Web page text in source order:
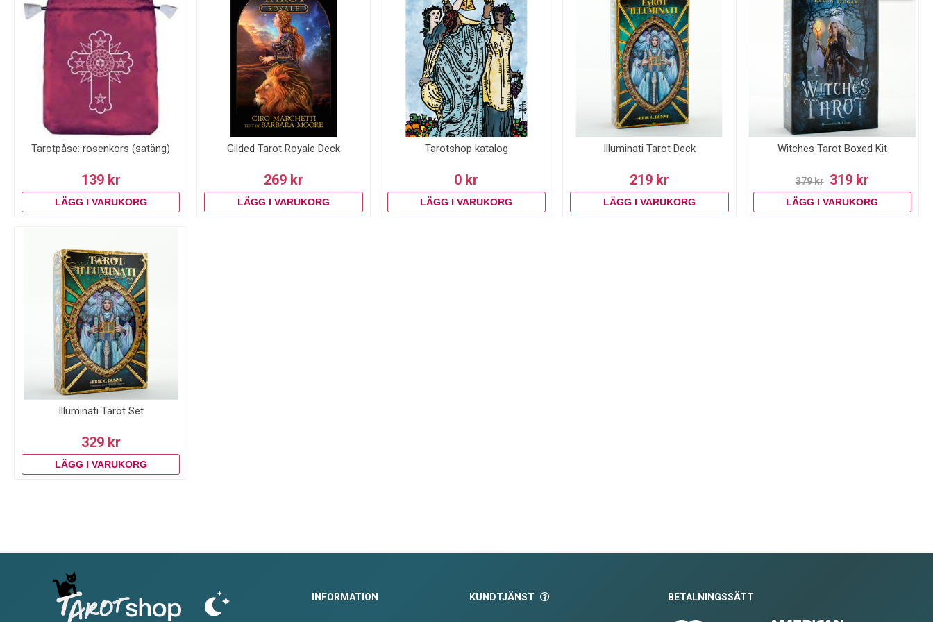
Tarotpåse: rosenkors (satäng)
139 kr
Gilded Tarot Royale Deck
269 kr
Tarotshop katalog
0 kr
Illuminati Tarot Deck
219 kr
Witches Tarot Boxed Kit
379 kr 319 kr
Illuminati Tarot Set
329 kr
INFORMATION KUNDTJÄNST BETALNINGSSÄTT